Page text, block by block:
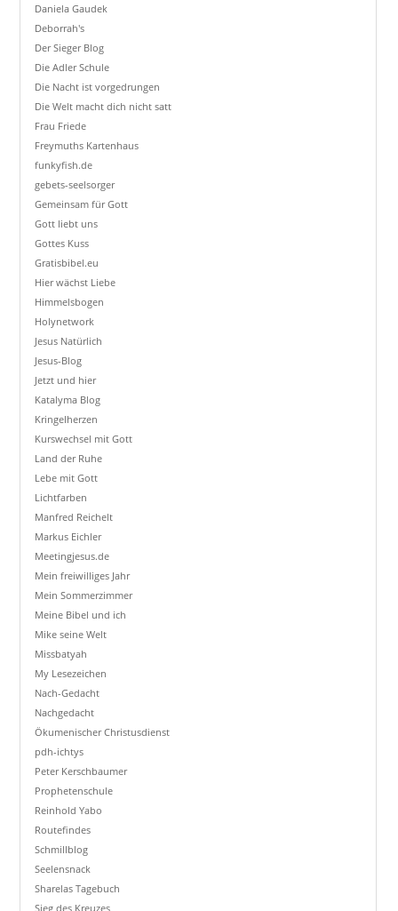
Daniela Gaudek
Deborrah's
Der Sieger Blog
Die Adler Schule
Die Nacht ist vorgedrungen
Die Welt macht dich nicht satt
Frau Friede
Freymuths Kartenhaus
funkyfish.de
gebets-seelsorger
Gemeinsam für Gott
Gott liebt uns
Gottes Kuss
Gratisbibel.eu
Hier wächst Liebe
Himmelsbogen
Holynetwork
Jesus Natürlich
Jesus-Blog
Jetzt und hier
Katalyma Blog
Kringelherzen
Kurswechsel mit Gott
Land der Ruhe
Lebe mit Gott
Lichtfarben
Manfred Reichelt
Markus Eichler
Meetingjesus.de
Mein freiwilliges Jahr
Mein Sommerzimmer
Meine Bibel und ich
Mike seine Welt
Missbatyah
My Lesezeichen
Nach-Gedacht
Nachgedacht
Ökumenischer Christusdienst
pdh-ichtys
Peter Kerschbaumer
Prophetenschule
Reinhold Yabo
Routefindes
Schmillblog
Seelensnack
Sharelas Tagebuch
Sieg des Kreuzes